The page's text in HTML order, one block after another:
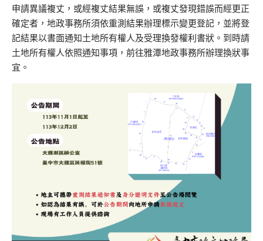
申請異議複丈，或經複丈結果無誤，或複丈發現錯誤而經更正
確定者，地政事務所須依重測結果辦理標示變更登記，並將登
記結果以書面通知土地所有權人及受理換發權利書狀。到時請
土地所有權人依照通知事項，前往雅潭地政事務所辦理換狀事
宜。